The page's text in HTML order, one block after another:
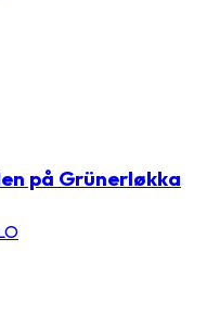
på Grünerløkka